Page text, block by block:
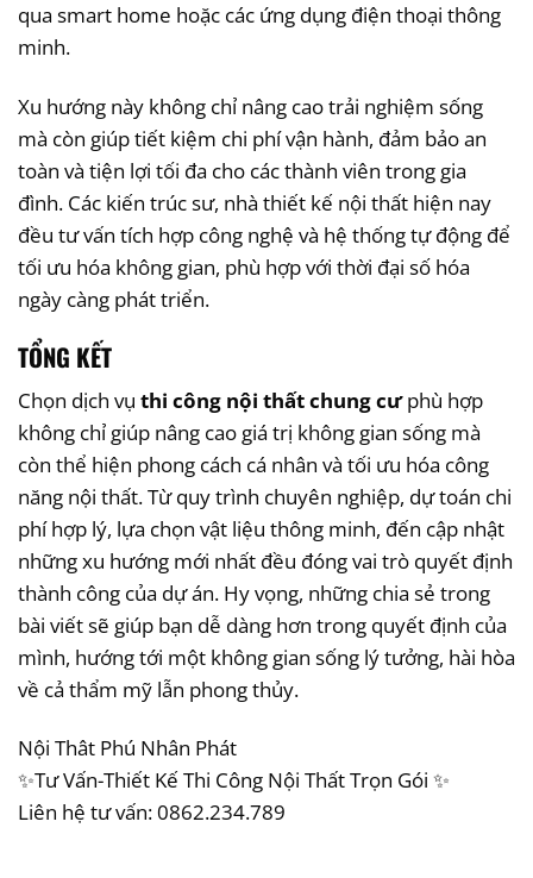
qua smart home hoặc các ứng dụng điện thoại thông
minh.
Xu hướng này không chỉ nâng cao trải nghiệm sống
mà còn giúp tiết kiệm chi phí vận hành, đảm bảo an
toàn và tiện lợi tối đa cho các thành viên trong gia
đình. Các kiến trúc sư, nhà thiết kế nội thất hiện nay
đều tư vấn tích hợp công nghệ và hệ thống tự động để
tối ưu hóa không gian, phù hợp với thời đại số hóa
ngày càng phát triển.
TỔNG KẾT
Chọn dịch vụ thi công nội thất chung cưphù hợp
không chỉ giúp nâng cao giá trị không gian sống mà
còn thể hiện phong cách cá nhân và tối ưu hóa công
năng nội thất. Từ quy trình chuyên nghiệp, dự toán chi
phí hợp lý, lựa chọn vật liệu thông minh, đến cập nhật
những xu hướng mới nhất đều đóng vai trò quyết định
thành công của dự án. Hy vọng, những chia sẻ trong
bài viết sẽ giúp bạn dễ dàng hơn trong quyết định của
mình, hướng tới một không gian sống lý tưởng, hài hòa
về cả thẩm mỹ lẫn phong thủy.
Nội Thât Phú Nhân Phát
✨Tư Vấn-Thiết Kế Thi Công Nội Thất Trọn Gói ✨
Liên hệ tư vấn: 0862.234.789